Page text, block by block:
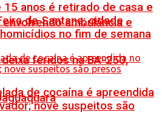
ambulância e
feridos na BA-250,
anos é retirado de casa e
de Santana; cidade
no fim de semana
de cocaína é apreendida
nove suspeitos são